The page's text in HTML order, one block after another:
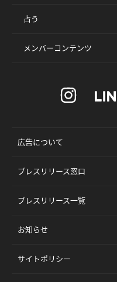
占う
メンバーコンテンツ
広告について
プレスリリース窓口
プレスリリース一覧
お知らせ
サイトポリシー